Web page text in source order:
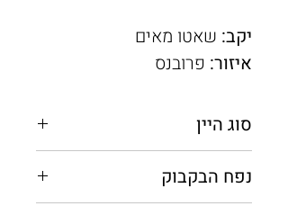
יקב: שאטו מאים
איזור: פרובנס
סוג היין
נפח הבקבוק